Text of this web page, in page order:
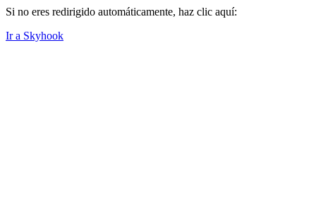
Si no eres redirigido automáticamente, haz clic aquí:
Ir a Skyhook